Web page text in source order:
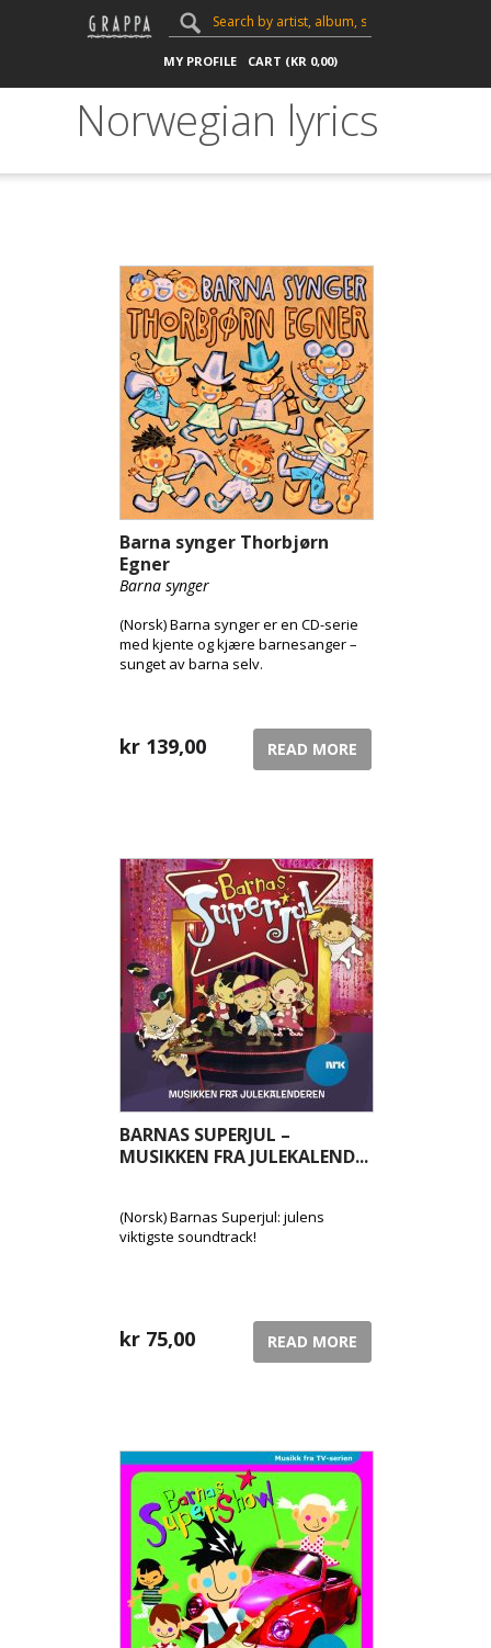
MY PROFILE CART (KR 0,00)
Norwegian lyrics
Barna synger Thorbjørn
Egner
Barna synger
(Norsk) Barna synger er en CD-serie
med kjente og kjære barnesanger –
sunget av barna selv.
kr 139,00 READ MORE
BARNAS SUPERJUL –
MUSIKKEN FRA JULEKALEND...
(Norsk) Barnas Superjul: julens
viktigste soundtrack!
kr 75,00 READ MORE